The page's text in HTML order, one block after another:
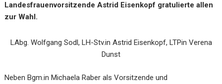
Landesfrauenvorsitzende Astrid Eisenkopf gratulierte allen
zur Wahl.
LAbg. Wolfgang Sodl, LH-Stv.in Astrid Eisenkopf, LTPin Verena
Dunst
Neben Bgm.in Michaela Raber als Vorsitzende und